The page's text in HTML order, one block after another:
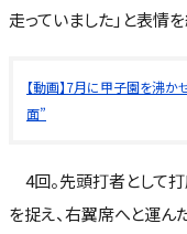
走っていました」と表情
【動画】7月に甲子園を沸
面”
4回。先頭打者として
を捉え、右翼席へと運ん